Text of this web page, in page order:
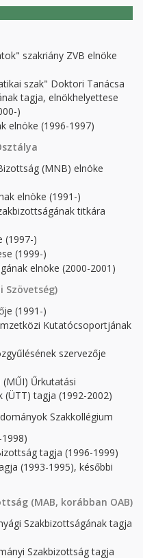
szakriány ZVB elnöke
szak" Doktori Tanácsa
tagja, elnökhelyettese
)
elnöke (1996-1997)
(MNB) elnöke
elnöke (1991-)
titkára
(1997-)
(1999-)
elnöke (2000-2001)
Szövetség)
(1991-)
Kutatócsoportjának
szervezője
Űrkutatási
(ÜTT) tagja (1992-2002)
Szakkollégium
tagja (1996-1999)
(1993-1995), későbbi
(MAB, korábban OAB)
Szakbizottságának tagja
Szakbizottság tagja